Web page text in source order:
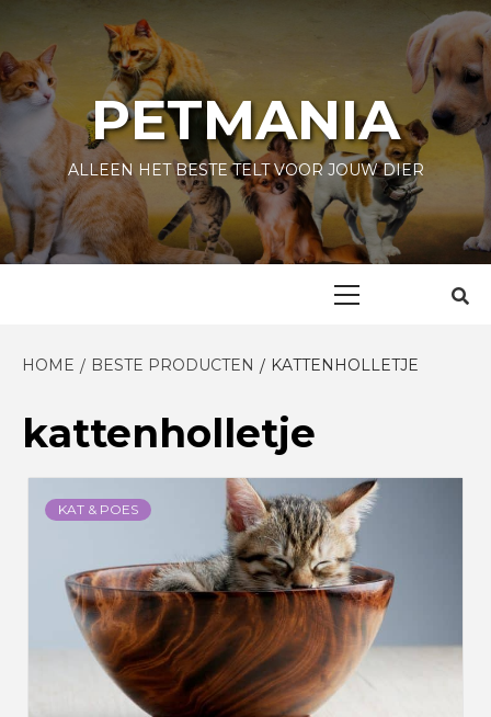
content
PETMANIA
ALLEEN HET BESTE TELT VOOR JOUW DIER
HOME BESTE PRODUCTEN KATTENHOLLETJE
kattenholletje
KAT & POES